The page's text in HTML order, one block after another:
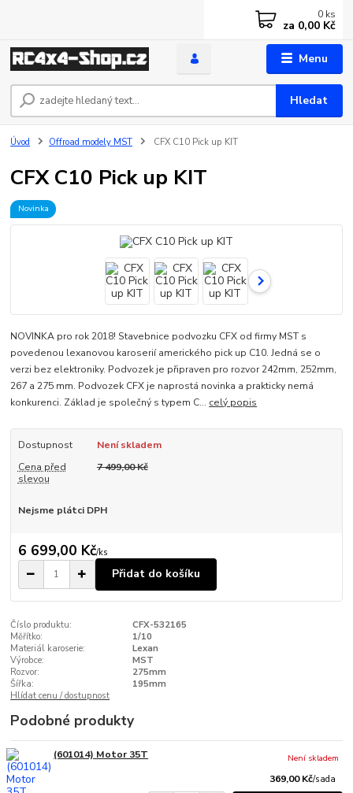
Menu
Hledat
0 ks
za 0,00 Kč
Úvod Offroad modely MST CFX C10 Pick up KIT
CFX C10 Pick up KIT
Novinka
NOVINKA pro rok 2018! Stavebnice podvozku CFX od firmy MST s
povedenou lexanovou karoserií amerického pick up C10. Jedná se o
verzi bez elektroniky. Podvozek je připraven pro rozvor 242mm, 252mm,
267 a 275 mm. Podvozek CFX je naprostá novinka a prakticky nemá
konkurenci. Základ je společný s typem C... celý popis
Dostupnost
Není skladem
Cena před
slevou
7 499,00 Kč
Nejsme plátci DPH
6 699,00 Kč/ks
Přidat do košíku
Číslo produktu:
CFX-532165
Měřítko:
1/10
Materiál karoserie:
Lexan
Výrobce:
MST
Rozvor:
275mm
Šířka:
195mm
Hlídat cenu / dostupnost
Podobné produkty
(601014) Motor 35T
369,00 Kč/sada
Není skladem